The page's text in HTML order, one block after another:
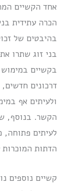
אחד הקשיים
הכרה עתידית
בהיבטים של
בני זוג שתרו
בקשיים
דרכונים
ולעיתים אף
הקשר. בנוסף,
לעיתים פתוחה,
הדתות המוכרות
קשיים נוספים